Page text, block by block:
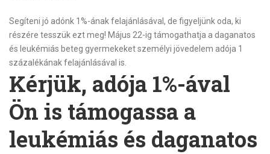
Segíteni jó adónk 1%-ának felajánlásával, de figyeljünk oda, ki
részére tesszük ezt meg! Május 22-ig támogathatja a daganatos
és leukémiás beteg gyermekeket személyi jövedelem adója 1
százalékának felajánlásával is.
Kérjük, adója 1%-ával
Ön is támogassa a
leukémiás és daganatos